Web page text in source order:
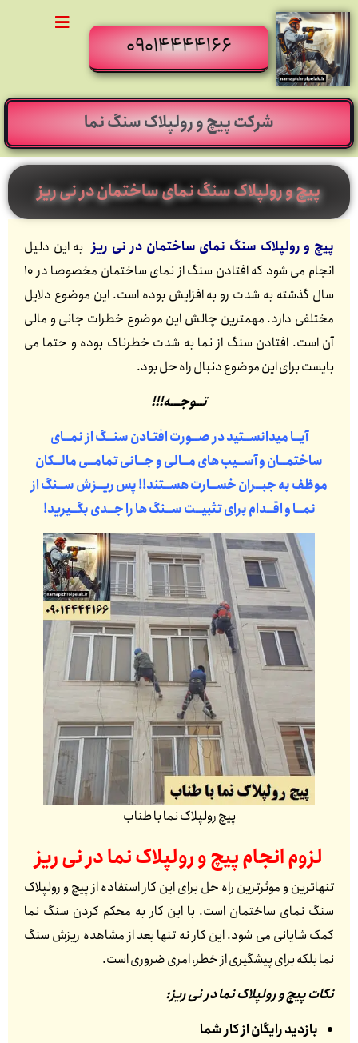
09014444166
شرکت پیچ و رولپلاک سنگ نما
پیچ و رولپلاک سنگ نمای ساختمان در نی ریز
پیچ و رولپلاک سنگ نمای ساختمان در نی ریزبه این دلیل
انجام می شود که افتادن سنگ از نمای ساختمان مخصوصا در 10
سال گذشته به شدت رو به افزایش بوده است. این موضوع دلایل
مختلفی دارد. مهمترین چالش این موضوع خطرات جانی و مالی
آن است. افتادن سنگ از نما به شدت خطرناک بوده و حتما می
بایست برای این موضوع دنبال راه حل بود.
تــوجـــه!!!
آیــا میدانســتید در صــورت افتـادن سنــگ از نمــای
ساختمــان و آســیب های مــالی و جــانی تمامــی مالــکان
موظف به جبــران خســارت هســتند!! پس ریــزش ســنگ از
نمــا و اقــدام برای تثبیــت ســنگ ها را جــدی بگــیرید!
پیچ رولپلاک نما با طناب
لزوم انجام پیچ و رولپلاک نما درنی ریز
تنهاترین و موثرترین راه حل برای این کار استفاده از پیچ و رولپلاک
سنگ نمای ساختمان است. با این کار به محکم کردن سنگ نما
کمک شایانی می شود. این کار نه تنها بعد از مشاهده ریزش سنگ
نما بلکه برای پیشگیری از خطر، امری ضروری است.
نکات پیچ و رولپلاک نما در نی ریز:
بازدید رایگان از کار شما